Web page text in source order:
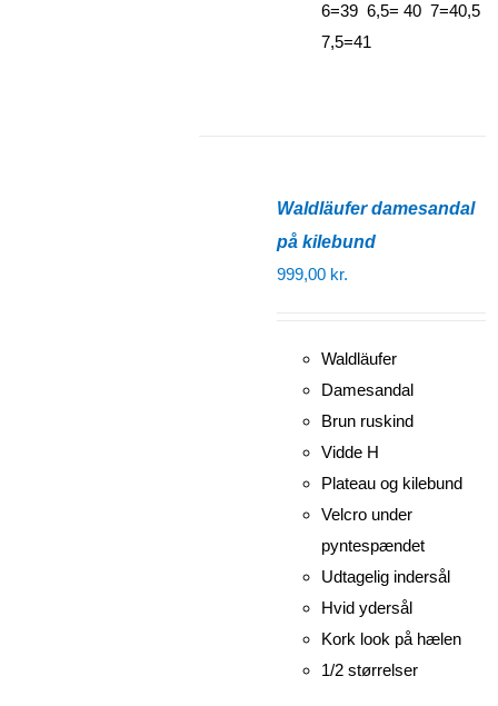
6=39 6,5= 40 7=40,5
7,5=41
Waldläufer damesandal
på kilebund
999,00 kr.
Waldläufer
Damesandal
Brun ruskind
Vidde H
Plateau og kilebund
Velcro under
pyntespændet
Udtagelig indersål
Hvid ydersål
Kork look på hælen
1/2 størrelser